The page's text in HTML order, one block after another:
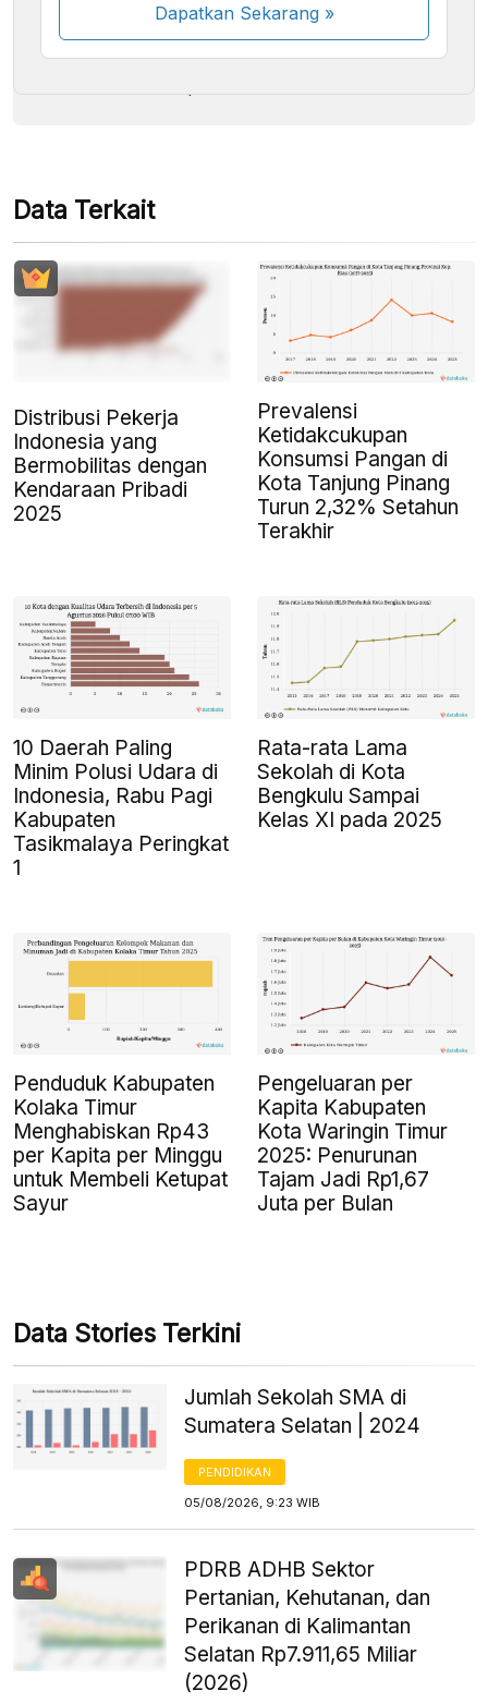
Dapatkan Sekarang»
Beberapa metode pembayaran masih dalam
Data Terkait
Distribusi Pekerja
Indonesia yang
Bermobilitas dengan
Kendaraan Pribadi
2025
Prevalensi
Ketidakcukupan
Konsumsi Pangan di
Kota Tanjung Pinang
Turun 2,32% Setahun
Terakhir
10 Daerah Paling
Minim Polusi Udara di
Indonesia, Rabu Pagi
Kabupaten
Tasikmalaya Peringkat
1
Rata-rata Lama
Sekolah di Kota
Bengkulu Sampai
Kelas XI pada 2025
Penduduk Kabupaten
Kolaka Timur
Menghabiskan Rp43
per Kapita per Minggu
untuk Membeli Ketupat
Sayur
Pengeluaran per
Kapita Kabupaten
Kota Waringin Timur
2025: Penurunan
Tajam Jadi Rp1,67
Juta per Bulan
Data Stories Terkini
Jumlah Sekolah SMA di
Sumatera Selatan | 2024
PENDIDIKAN
05/08/2026, 9:23 WIB
PDRB ADHB Sektor
Pertanian, Kehutanan, dan
Perikanan di Kalimantan
Selatan Rp7.911,65 Miliar
(2026)